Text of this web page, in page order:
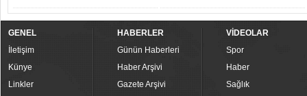
GENEL
İletişim
Künye
Linkler
HABERLER
Günün Haberleri
Haber Arşivi
Gazete Arşivi
VİDEOLAR
Spor
Haber
Sağlık